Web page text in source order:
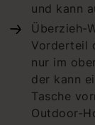
und kann
Überzieh-
Vorderteil
nur im
der kann
Tasche
Outdoor-